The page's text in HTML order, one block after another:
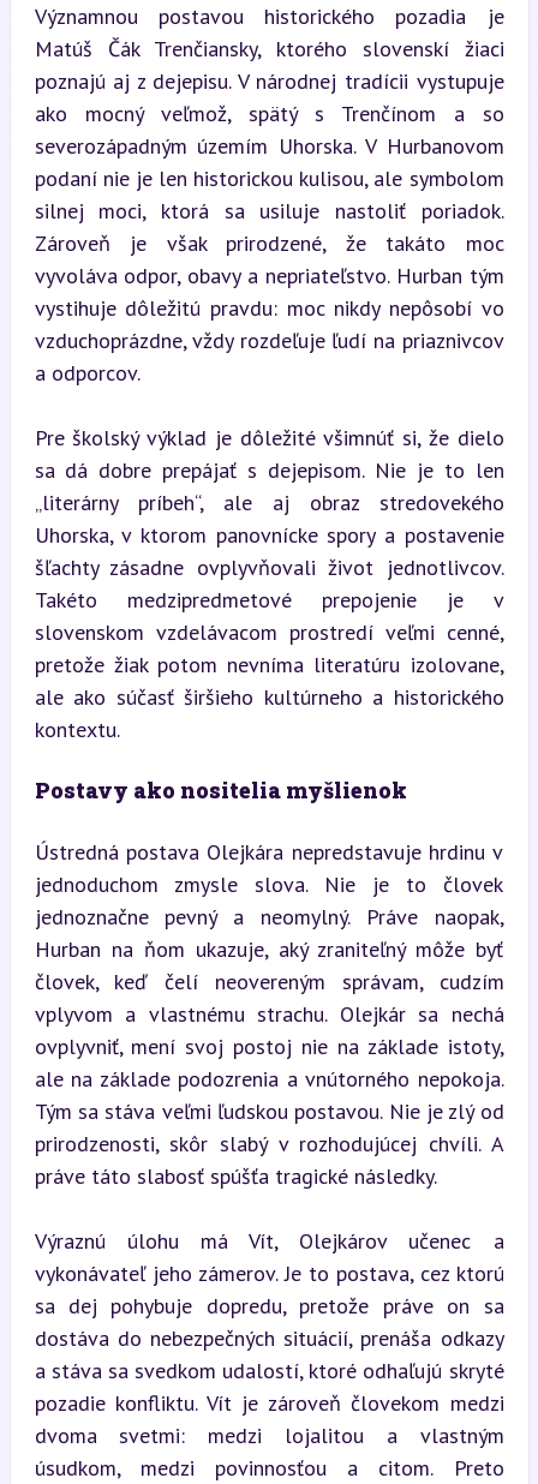
Významnou postavou historického pozadia je
Matúš Čák Trenčiansky, ktorého slovenskí žiaci
poznajú aj z dejepisu. V národnej tradícii vystupuje
ako mocný veľmož, spätý s Trenčínom a so
severozápadným územím Uhorska. V Hurbanovom
podaní nie je len historickou kulisou, ale symbolom
silnej moci, ktorá sa usiluje nastoliť poriadok.
Zároveň je však prirodzené, že takáto moc
vyvoláva odpor, obavy a nepriateľstvo. Hurban tým
vystihuje dôležitú pravdu: moc nikdy nepôsobí vo
vzduchoprázdne, vždy rozdeľuje ľudí na priaznivcov
a odporcov.
Pre školský výklad je dôležité všimnúť si, že dielo
sa dá dobre prepájať s dejepisom. Nie je to len
„literárny príbeh“, ale aj obraz stredovekého
Uhorska, v ktorom panovnícke spory a postavenie
šľachty zásadne ovplyvňovali život jednotlivcov.
Takéto medzipredmetové prepojenie je v
slovenskom vzdelávacom prostredí veľmi cenné,
pretože žiak potom nevníma literatúru izolovane,
ale ako súčasť širšieho kultúrneho a historického
kontextu.
Postavy ako nositelia myšlienok
Ústredná postava Olejkára nepredstavuje hrdinu v
jednoduchom zmysle slova. Nie je to človek
jednoznačne pevný a neomylný. Práve naopak,
Hurban na ňom ukazuje, aký zraniteľný môže byť
človek, keď čelí neovereným správam, cudzím
vplyvom a vlastnému strachu. Olejkár sa nechá
ovplyvniť, mení svoj postoj nie na základe istoty,
ale na základe podozrenia a vnútorného nepokoja.
Tým sa stáva veľmi ľudskou postavou. Nie je zlý od
prirodzenosti, skôr slabý v rozhodujúcej chvíli. A
práve táto slabosť spúšťa tragické následky.
Výraznú úlohu má Vít, Olejkárov učenec a
vykonávateľ jeho zámerov. Je to postava, cez ktorú
sa dej pohybuje dopredu, pretože práve on sa
dostáva do nebezpečných situácií, prenáša odkazy
a stáva sa svedkom udalostí, ktoré odhaľujú skryté
pozadie konfliktu. Vít je zároveň človekom medzi
dvoma svetmi: medzi lojalitou a vlastným
úsudkom, medzi povinnosťou a citom. Preto